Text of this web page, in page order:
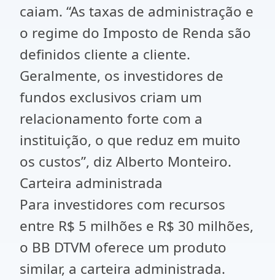
caiam. “As taxas de administração e
o regime do Imposto de Renda são
definidos cliente a cliente.
Geralmente, os investidores de
fundos exclusivos criam um
relacionamento forte com a
instituição, o que reduz em muito
os custos”, diz Alberto Monteiro.
Carteira administrada
Para investidores com recursos
entre R$ 5 milhões e R$ 30 milhões,
o BB DTVM oferece um produto
similar, a carteira administrada.